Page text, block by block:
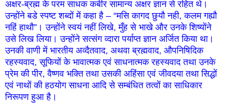
अक्षर-ब्रह्म के परम साधक कबीर सामान्य अक्षर ज्ञान से रहित थे।
उन्होंने बडे स्पष्ट शब्दों में कहा है – “मसि कागद छुयौ नही, कलम गह्यौ
नहिं हाथौ”। उन्होंने स्वयं नहीं लिखे, मुँह से भाखे और उनके शिष्योंने
उसे लिख लिया। उन्होंने सत्संग व्दारा पर्याप्त ज्ञान अर्जित किया था।
उनकी वाणी में भारतीय अव्दैतवाद, अथवा ब्रह्मवाद, औपनिषिदिक
रहस्यवाद, सूफियों के भावात्मक एवं साधनात्मक रहस्यवाद तथा उनके
प्रेम की पीर, वैष्णव भक्ति तथा उसकी अहिंसा एवं जीवदया तथा सिद्धों
एवं नाथों की हठयोग साधना आदि से सम्बंधित तत्वों का साधिकार
निरूपण हुआ है।